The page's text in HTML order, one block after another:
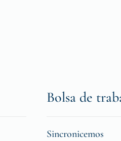
Bolsa de
Sincronicemos